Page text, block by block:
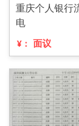
重庆个人银行
电
¥： 面议